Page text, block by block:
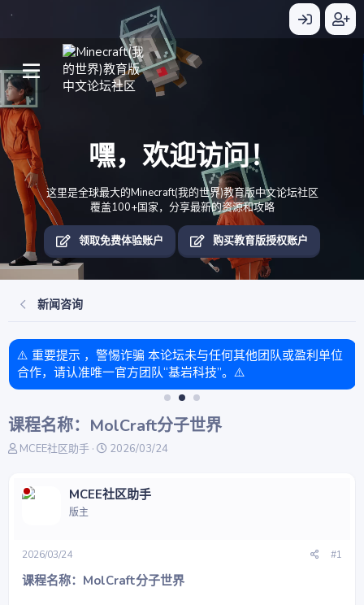
嘿，欢迎访问！
这里是全球最大的Minecraft(我的世界)教育版中文论坛社区
覆盖100+国家，分享最新的资源和攻略
领取免费体验账户 购买教育版授权账户
新闻咨询
⚠️ 重要提示 ，警惕诈骗 本论坛未与任何其他团队或盈利单位
合作，请认准唯一官方团队“基岩科技”。⚠️
课程名称：MolCraft分子世界
主
起
MCEE社区助手
开
间
2026/03/24
MCEE社区助手
版主
2026/03/24 #1
课程名称：MolCraft分子世界